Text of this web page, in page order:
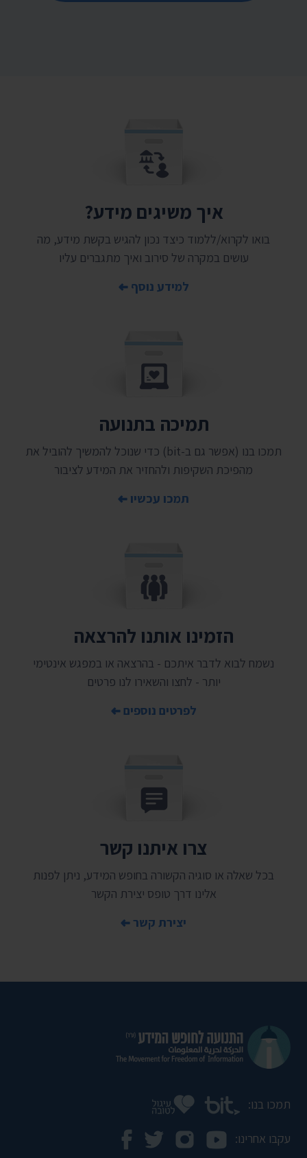
איך משיגים מידע?
בואו לקרוא/ללמוד כיצד נכון להגיש בקשת מידע, מה
עושים במקרה של סירוב ואיך מתגברים עליו
למידע נוסף
תמיכה בתנועה
תמכו בנו (אפשר גם ב-bit) כדי שנוכל להמשיך להוביל את
מהפיכת השקיפות ולהחזיר את המידע לציבור
תמכו עכשיו
הזמינו אותנו להרצאה
נשמח לבוא לדבר איתכם - בהרצאה או במפגש אינטימי
יותר - לחצו והשאירו לנו פרטים
לפרטים נוספים
צרו איתנו קשר
בכל שאלה או סוגיה הקשורה בחופש המידע, ניתן לפנות
אלינו דרך טופס יצירת הקשר
יצירת קשר
תמכו בנו:
עקבו אחרינו: